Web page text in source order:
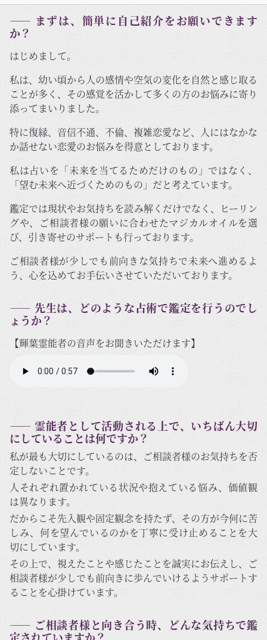
―― まずは、簡単に自己紹介をお願いできます
か？
はじめまして。
私は、幼い頃から人の感情や空気の変化を自然と感じ取る
ことが多く、その感覚を活かして多くの方のお悩みに寄り
添ってまいりました。
特に復縁、音信不通、不倫、複雑恋愛など、人にはなかな
か話せない恋愛のお悩みを得意としております。
私は占いを「未来を当てるためだけのもの」ではなく、
「望む未来へ近づくためのもの」だと考えています。
鑑定では現状やお気持ちを読み解くだけでなく、ヒーリン
グや、ご相談者様の願いに合わせたマジカルオイルを選
び、引き寄せのサポートも行っております。
ご相談者様が少しでも前向きな気持ちで未来へ進めるよ
う、心を込めてお手伝いさせていただいております。
―― 先生は、どのような占術で鑑定を行うのでし
ょうか？
【輝葉霊能者の音声をお聞きいただけます】
―― 霊能者として活動される上で、いちばん大切
にしていることは何ですか？
私が最も大切にしているのは、ご相談者様のお気持ちを否
定しないことです。
人それぞれ置かれている状況や抱えている悩み、価値観
は異なります。
だからこそ先入観や固定観念を持たず、その方が今何に苦
しみ、何を望んでいるのかを丁寧に受け止めることを大
切にしています。
その上で、視えたことや感じたことを誠実にお伝えし、ご
相談者様が少しでも前向きに歩んでいけるようサポートす
ることを心掛けています。
―― ご相談者様と向き合う時、どんな気持ちで鑑